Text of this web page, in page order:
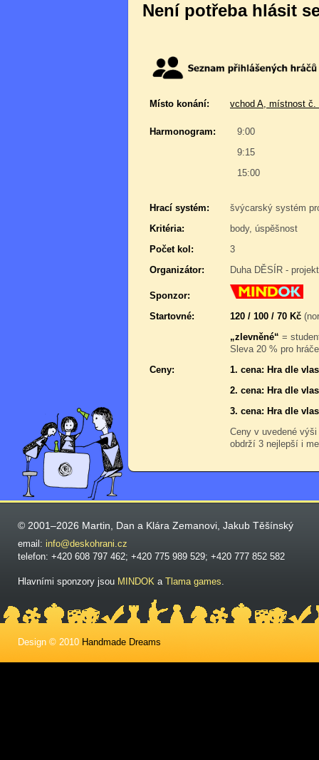
Není potřeba hlásit
Místo konání: vchod A, místnost č.
Harmonogram:
9:00
9:15
15:00
Hrací systém:
švýcarský systém
Kritéria:
body, úspěšnost
Počet kol:
3
Organizátor:
Duha DĚSÍR -
Sponzor:
Startovné:
120 / 100 / 70 Kč
„zlevněné“ =
Sleva 20 % pro
Ceny:
1. cena: Hra dle
2. cena: Hra dle
3. cena: Hra dle
Ceny v uvedené
obdrží 3 nejlepší i
© 2001–2026 Martin, Dan a Klára Zemanovi, Jakub Těšínský
email: info@deskohrani.cz
telefon: +420 608 797 462; +420 775 989 529; +420 777 852 582
Hlavními sponzory jsou MINDOK a Tlama games.
Design © 2010 Handmade Dreams